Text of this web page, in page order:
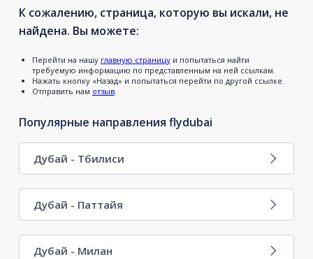
К сожалению, страница, которую вы искали, не
найдена. Вы можете:
Перейти на нашу главную страницуи попытаться найти
требуемую информацию по представленным на ней ссылкам.
Нажать кнопку «Назад» и попытаться перейти по другой ссылке.
Отправить нам отзыв.
Популярные направления flydubai
Дубай - Тбилиси
Дубай - Паттайя
Дубай - Милан